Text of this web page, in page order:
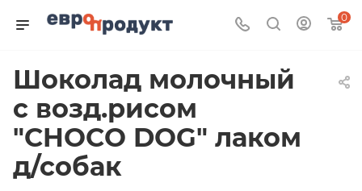
0
Шоколад молочный
с возд.рисом
"CHOCO DOG" лаком
д/собак